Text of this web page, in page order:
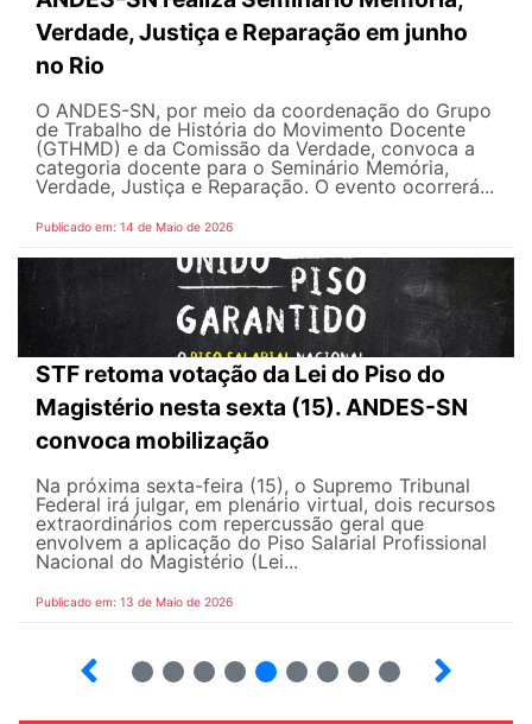
Verdade, Justiça e Reparação em junho
no Rio
O ANDES-SN, por meio da coordenação do Grupo
de Trabalho de História do Movimento Docente
(GTHMD) e da Comissão da Verdade, convoca a
categoria docente para o Seminário Memória,
Verdade, Justiça e Reparação. O evento ocorrerá...
Publicado em: 14 de Maio de 2026
STF retoma votação da Lei do Piso do
Magistério nesta sexta (15). ANDES-SN
convoca mobilização
Na próxima sexta-feira (15), o Supremo Tribunal
Federal irá julgar, em plenário virtual, dois recursos
extraordinários com repercussão geral que
envolvem a aplicação do Piso Salarial Profissional
Nacional do Magistério (Lei...
Publicado em: 13 de Maio de 2026